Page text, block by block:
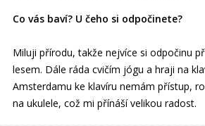
Co vás baví? U čeho si odpočinete?
Miluji přírodu, takže nejvíce si odpočinu
lesem. Dále ráda cvičím jógu a hraji na
Amsterdamu ke klavíru nemám přístup,
na ukulele, což mi přínáší velikou radost.